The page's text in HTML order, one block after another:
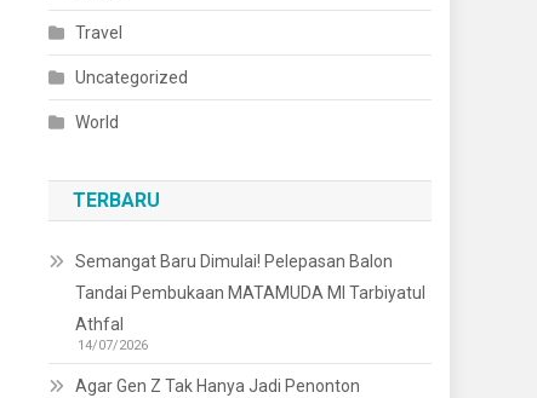
Travel
Uncategorized
World
TERBARU
Semangat Baru Dimulai! Pelepasan Balon
Tandai Pembukaan MATAMUDA MI Tarbiyatul
Athfal
14/07/2026
Agar Gen Z Tak Hanya Jadi Penonton